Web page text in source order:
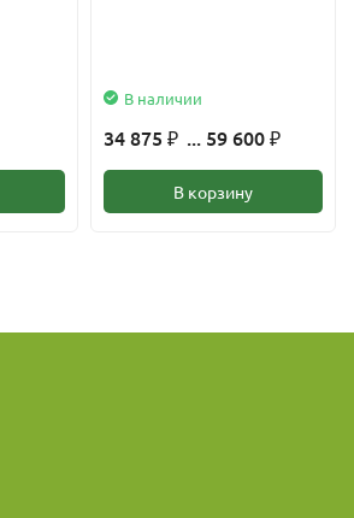
В наличии
34 875 ₽ ... 59 600 ₽
В корзину